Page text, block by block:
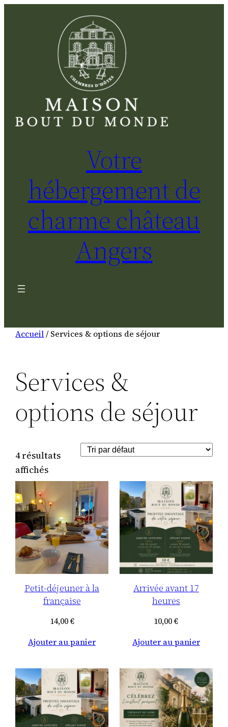
Votre
hébergement de
charme château
Angers
Accueil/ Services & options de séjour
Services &
options de séjour
4 résultats
affichés
Petit-déjeuner à la
française
14,00€
Ajouter au panier
Arrivée avant 17
heures
10,00€
Ajouter au panier